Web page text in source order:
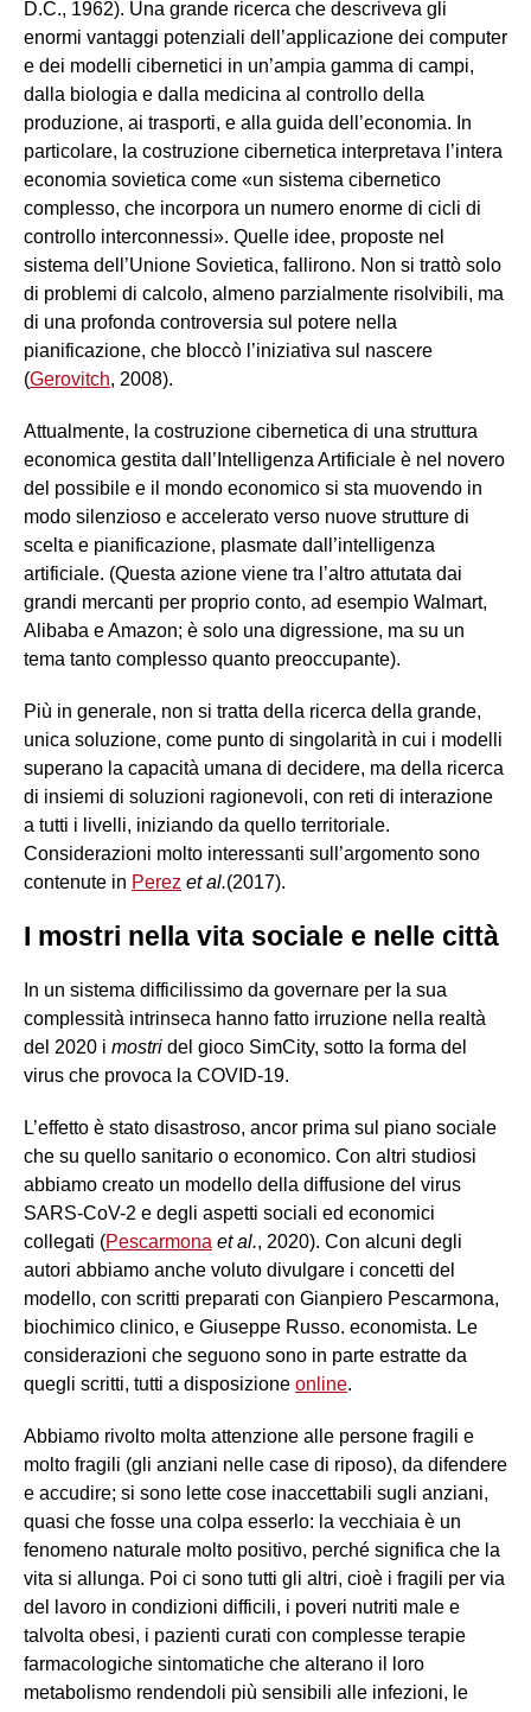
D.C., 1962). Una grande ricerca che descriveva gli
enormi vantaggi potenziali dell’applicazione dei computer
e dei modelli cibernetici in un’ampia gamma di campi,
dalla biologia e dalla medicina al controllo della
produzione, ai trasporti, e alla guida dell’economia. In
particolare, la costruzione cibernetica interpretava l’intera
economia sovietica come «un sistema cibernetico
complesso, che incorpora un numero enorme di cicli di
controllo interconnessi». Quelle idee, proposte nel
sistema dell’Unione Sovietica, fallirono. Non si trattò solo
di problemi di calcolo, almeno parzialmente risolvibili, ma
di una profonda controversia sul potere nella
pianificazione, che bloccò l’iniziativa sul nascere
(Gerovitch, 2008).
Attualmente, la costruzione cibernetica di una struttura
economica gestita dall’Intelligenza Artificiale è nel novero
del possibile e il mondo economico si sta muovendo in
modo silenzioso e accelerato verso nuove strutture di
scelta e pianificazione, plasmate dall’intelligenza
artificiale. (Questa azione viene tra l’altro attutata dai
grandi mercanti per proprio conto, ad esempio Walmart,
Alibaba e Amazon; è solo una digressione, ma su un
tema tanto complesso quanto preoccupante).
Più in generale, non si tratta della ricerca della grande,
unica soluzione, come punto di singolarità in cui i modelli
superano la capacità umana di decidere, ma della ricerca
di insiemi di soluzioni ragionevoli, con reti di interazione
a tutti i livelli, iniziando da quello territoriale.
Considerazioni molto interessanti sull’argomento sono
contenute in Perez et al.(2017).
I mostri nella vita sociale e nelle città
In un sistema difficilissimo da governare per la sua
complessità intrinseca hanno fatto irruzione nella realtà
del 2020 i mostri del gioco SimCity, sotto la forma del
virus che provoca la COVID-19.
L’effetto è stato disastroso, ancor prima sul piano sociale
che su quello sanitario o economico. Con altri studiosi
abbiamo creato un modello della diffusione del virus
SARS-CoV-2 e degli aspetti sociali ed economici
collegati (Pescarmona et al., 2020). Con alcuni degli
autori abbiamo anche voluto divulgare i concetti del
modello, con scritti preparati con Gianpiero Pescarmona,
biochimico clinico, e Giuseppe Russo. economista. Le
considerazioni che seguono sono in parte estratte da
quegli scritti, tutti a disposizione online.
Abbiamo rivolto molta attenzione alle persone fragili e
molto fragili (gli anziani nelle case di riposo), da difendere
e accudire; si sono lette cose inaccettabili sugli anziani,
quasi che fosse una colpa esserlo: la vecchiaia è un
fenomeno naturale molto positivo, perché significa che la
vita si allunga. Poi ci sono tutti gli altri, cioè i fragili per via
del lavoro in condizioni difficili, i poveri nutriti male e
talvolta obesi, i pazienti curati con complesse terapie
farmacologiche sintomatiche che alterano il loro
metabolismo rendendoli più sensibili alle infezioni, le